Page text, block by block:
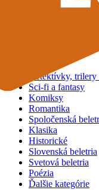
Detektívky,
Sci-fi a fantasy
Komiksy
Romantika
Spoločenská
Klasika
Historické
Slovenská beletria
Svetová beletria
Poézia
Ďalšie kategórie